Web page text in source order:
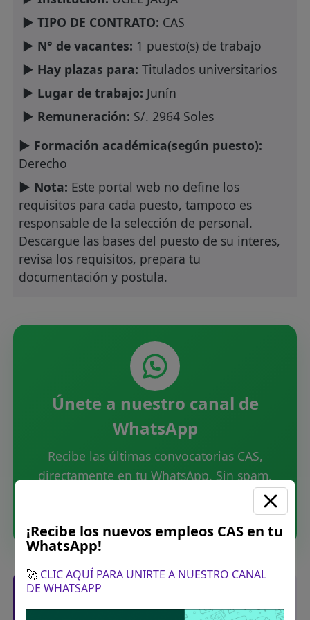
► TIPO DE CONTRATO: CAS
► N° de vacantes: 1 puesto(s) de trabajo
► Hay plazas para: Titulados universitarios
► Lugar de trabajo: Junín
► Remuneración: S/. 2964 Soles
► Formación académica(según puesto):
Derecho
► Nota: Este portal web no define los
requisitos para cada puesto, tampoco es
responsable de la selección de personal.
Descargue las bases del puesto de su interes,
revisa los requisitos, prepara tu
documentación y postula.
Únete a nuestro canal de
WhatsApp
Recibe las últimas convocatorias CAS,
directamente en tu WhatsApp. Sin spam.
Posiciones solicitadas y links de las
bases
¡Recibe los nuevos empleos CAS en tu
WhatsApp!
🚀 CLIC AQUÍ PARA UNIRTE A NUESTRO CANAL
DE WHATSAPP